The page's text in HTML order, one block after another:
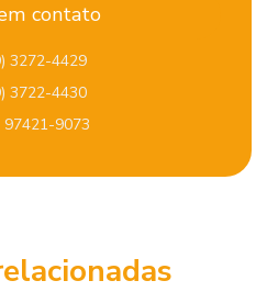
do trabalho
contato
3272-4429
3722-4430
97421-9073